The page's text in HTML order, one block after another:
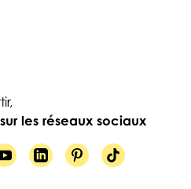
les réseaux sociaux